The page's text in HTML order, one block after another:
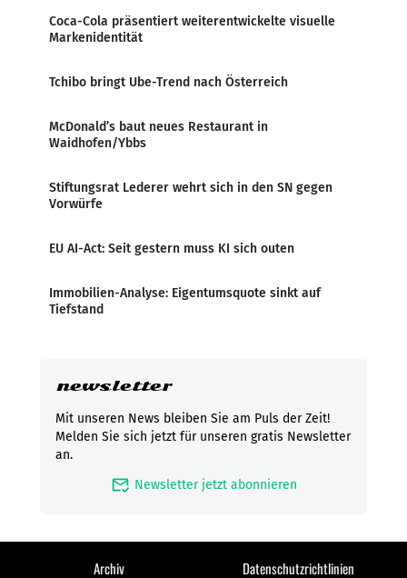
Coca-Cola präsentiert weiterentwickelte visuelle
Markenidentität
Tchibo bringt Ube-Trend nach Österreich
McDonald’s baut neues Restaurant in
Waidhofen/Ybbs
Stiftungsrat Lederer wehrt sich in den SN gegen
Vorwürfe
EU AI-Act: Seit gestern muss KI sich outen
Immobilien-Analyse: Eigentumsquote sinkt auf
Tiefstand
newsletter
Mit unseren News bleiben Sie am Puls der Zeit!
Melden Sie sich jetzt für unseren gratis Newsletter
an.
mark_email_read Newsletter jetzt abonnieren
Archiv Datenschutzrichtlinien